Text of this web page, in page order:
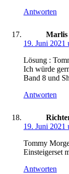
Antworten
Marlis
19. Juni 2021
Lösung :
Ich würde
Band 8 und
Antworten
19. Juni 2021
Tommy
Einsteigerset
Antworten